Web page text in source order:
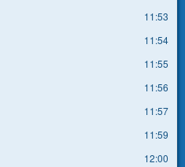
11:53
11:54
11:55
11:56
11:57
11:59
12:00